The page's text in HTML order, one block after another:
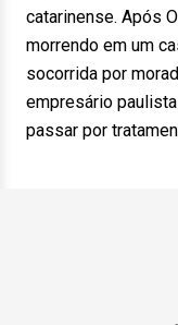
catarinense. Após
morrendo em um
socorrida por
empresário
passar por